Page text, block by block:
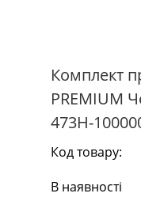
Комплект
PREMIUM
473H-
Код товару:
В наявності